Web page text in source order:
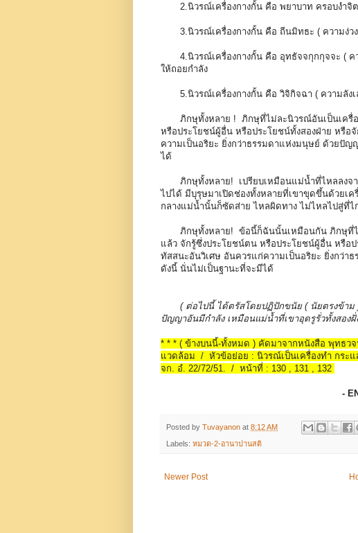
2 .นิวรณ์เครื่องกางกั้น คือ พยาบาท ครอบงำ
3 .นิวรณ์เครื่องกางกั้น คือ ถีนมิทธะ ( ความง่
4 .นิวรณ์เครื่องกางกั้น คือ อุทธัจจกุกกุจจะ (
ให้ถอยกำลัง
5 .นิวรณ์เครื่องกางกั้น คือ วิจิกิจฉา ( ความลั
ภิกษุทั้งหลาย ! ภิกษุที่ไม่ละนิวรณ์อันเป็นเครื่
หรือประโยชน์ผู้อื่น หรือประโยชน์ทั้งสองฝ่าย หรื
ความเป็นอริยะ ยิ่งกว่าธรรมดาแห่งมนุษย์ ด้วยปั
ได้
ภิกษุทั้งหลาย! เปรียบเหมือนแม่น้ำที่ไหลลงจ
ไปได้ มีบุรุษมาเปิดช่องทั้งหลายที่เขาขุดขึ้นด้วยเ
กลางแม่น้ำนั้นก็ซัดส่าย ไหลผิดทาง ไม่ไหลไปสู่ที่
ภิกษุทั้งหลาย! ข้อนี้ก็ฉันนั้นเหมือนกัน ภิกษุที่ไ
แล้ว จักรู้ซึ่งประโยชน์ตน หรือประโยชน์ผู้อื่น หรือ
ทัสสนะอันวิเศษ อันควรแก่ความเป็นอริยะ ยิ่งกว่
ดังนี้ นั่นไม่เป็นฐานะที่จะมีได้
( ต่อไปนี้ ได้ตรัสโดยปฏิปักขนัย ( นัยตรงข้า
ปัญญาอันมีกำลัง เหมือนแม่น้ำที่เขาอุดรูรั่วทั้งสองฝั่
* * * ( ข้างบนนี้-ทั้งหมด ) คัดมาจากหนังสือ พุทธว
แวดล้อม / หัวข้อย่อย : นิวรณ์เป็นเครื่องทำ กร
จก. อํ. 22/72/51. / หน้าที่ : 130 , 131 , 132
-
Posted by Tuvayanon at 8:12 AM
Labels: หมวด-2-อานาปานสติ
Newer Post